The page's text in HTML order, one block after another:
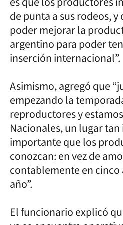
de punta a sus rodeos, y
poder mejorar la
argentino para poder
inserción internacional”.
Asimismo, agregó que
empezando la
reproductores y
Nacionales, un lugar
importante que los
conozcan: en vez de
contablemente en cinco
año”.
El funcionario explicó